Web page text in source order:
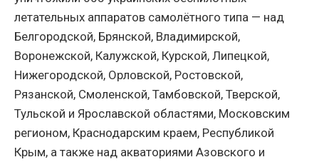
летательных аппаратов самолётного типа — над
Белгородской, Брянской, Владимирской,
Воронежской, Калужской, Курской, Липецкой,
Нижегородской, Орловской, Ростовской,
Рязанской, Смоленской, Тамбовской, Тверской,
Тульской и Ярославской областями, Московским
регионом, Краснодарским краем, Республикой
Крым, а также над акваториями Азовского и